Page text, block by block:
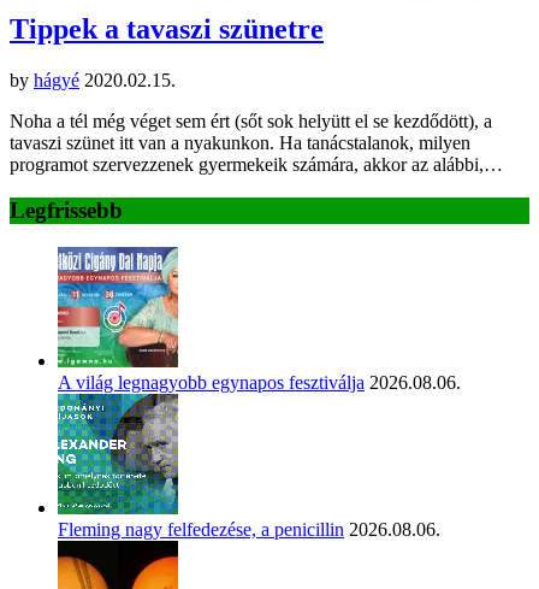
Tippek a tavaszi szünetre
by hágyé 2020.02.15.
Noha a tél még véget sem ért (sőt sok helyütt el se kezdődött), a
tavaszi szünet itt van a nyakunkon. Ha tanácstalanok, milyen
programot szervezzenek gyermekeik számára, akkor az alábbi,…
Legfrissebb
A világ legnagyobb egynapos fesztiválja 2026.08.06.
Fleming nagy felfedezése, a penicillin 2026.08.06.